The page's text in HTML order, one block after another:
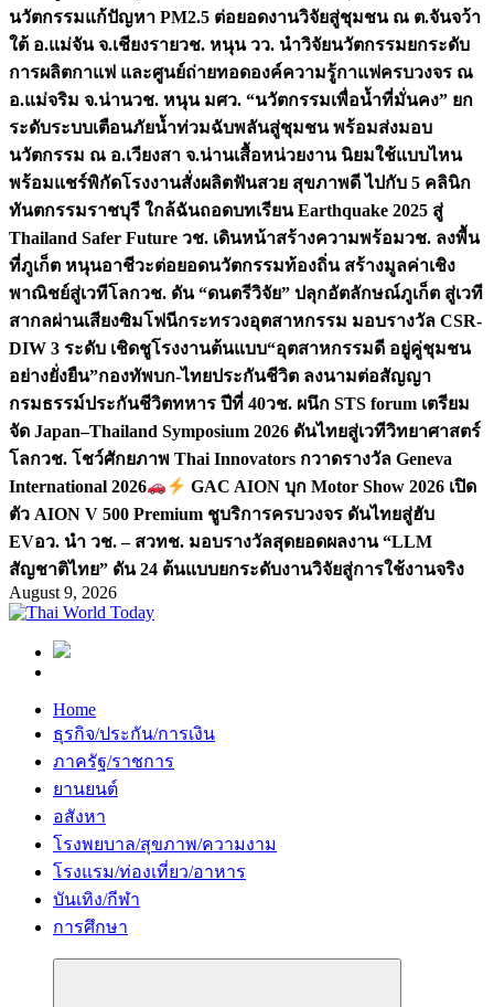
นวัตกรรมแก้ปัญหา PM2.5 ต่อยอดงานวิจัยสู่ชุมชน ณ ต.จันจว้า
ใต้ อ.แม่จัน จ.เชียงรายวช. หนุน วว. นำวิจัยนวัตกรรมยกระดับ
การผลิตกาแฟ และศูนย์ถ่ายทอดองค์ความรู้กาแฟครบวงจร ณ
อ.แม่จริม จ.น่านวช. หนุน มศว. “นวัตกรรมเพื่อน้ำที่มั่นคง” ยก
ระดับระบบเตือนภัยน้ำท่วมฉับพลันสู่ชุมชน พร้อมส่งมอบ
นวัตกรรม ณ อ.เวียงสา จ.น่านเสื้อหน่วยงาน นิยมใช้แบบไหน
พร้อมแชร์พิกัดโรงงานสั่งผลิตฟันสวย สุขภาพดี ไปกับ 5 คลินิก
ทันตกรรมราชบุรี ใกล้ฉันถอดบทเรียน Earthquake 2025 สู่
Thailand Safer Future วช. เดินหน้าสร้างความพร้อมวช. ลงพื้น
ที่ภูเก็ต หนุนอาชีวะต่อยอดนวัตกรรมท้องถิ่น สร้างมูลค่าเชิง
พาณิชย์สู่เวทีโลกวช. ดัน “ดนตรีวิจัย” ปลุกอัตลักษณ์ภูเก็ต สู่เวที
สากลผ่านเสียงซิมโฟนีกระทรวงอุตสาหกรรม มอบรางวัล CSR-
DIW 3 ระดับ เชิดชูโรงงานต้นแบบ“อุตสาหกรรมดี อยู่คู่ชุมชน
อย่างยั่งยืน”กองทัพบก-ไทยประกันชีวิต ลงนามต่อสัญญา
กรมธรรม์ประกันชีวิตทหาร ปีที่ 40วช. ผนึก STS forum เตรียม
จัด Japan–Thailand Symposium 2026 ดันไทยสู่เวทีวิทยาศาสตร์
โลกวช. โชว์ศักยภาพ Thai Innovators กวาดรางวัล Geneva
International 2026
GAC AION บุก Motor Show 2026 เปิด
ตัว AION V 500 Premium ชูบริการครบวงจร ดันไทยสู่ฮับ
EVอว. นำ วช. – สวทช. มอบรางวัลสุดยอดผลงาน “LLM
สัญชาติไทย” ดัน 24 ต้นแบบยกระดับงานวิจัยสู่การใช้งานจริง
August 9, 2026
Home
ธุรกิจ/ประกัน/การเงิน
ภาครัฐ/ราชการ
ยานยนต์
อสังหา
โรงพยบาล/สุขภาพ/ความงาม
โรงแรม/ท่องเที่ยว/อาหาร
บันเทิง/กีฬา
การศึกษา